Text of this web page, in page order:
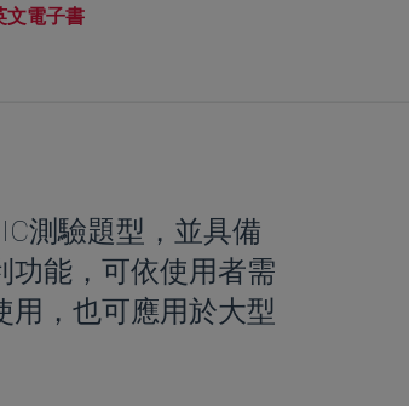
文電子書
測驗題型，並具備
功能，可依使用者需
用，也可應用於大型